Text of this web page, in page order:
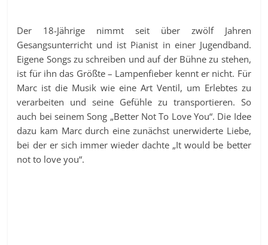
Der 18-Jährige nimmt seit über zwölf Jahren
Gesangsunterricht und ist Pianist in einer Jugendband.
Eigene Songs zu schreiben und auf der Bühne zu stehen,
ist für ihn das Größte – Lampenfieber kennt er nicht. Für
Marc ist die Musik wie eine Art Ventil, um Erlebtes zu
verarbeiten und seine Gefühle zu transportieren. So
auch bei seinem Song „Better Not To Love You“. Die Idee
dazu kam Marc durch eine zunächst unerwiderte Liebe,
bei der er sich immer wieder dachte „It would be better
not to love you“.